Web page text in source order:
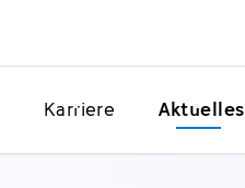
Karriere Aktuelles